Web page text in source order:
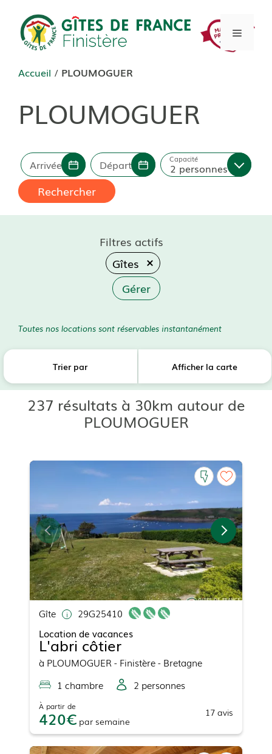
contenu
Menu
Accueil / PLOUMOGUER
PLOUMOGUER
Arrivée Départ 2 personnes
Capacité
Rechercher
Filtres actifs
Gîtes
Gérer
Toutes nos locations sont réservables instantanément
237 résultats à 30km autour de
PLOUMOGUER
Trier par Afficher la carte
Gîte
29G25410
Location de vacances
L'abri côtier
à PLOUMOGUER - Finistère - Bretagne
1 chambre 2 personnes
À partir de
420 par semaine
17 avis